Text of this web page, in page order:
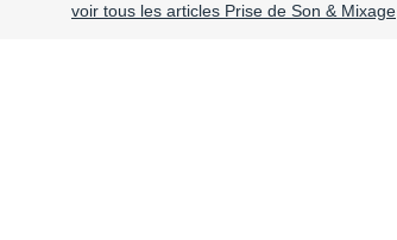
voir tous les articles Prise de Son & Mixage